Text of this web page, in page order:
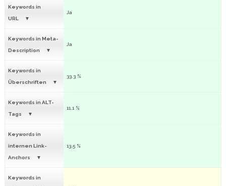
Keywords in
URL
Ja
Keywords in Meta-
Description
Ja
Keywords in
Überschriften
33.3 %
Keywords in ALT-
Tags
11.1 %
Keywords in
internen Link-
Anchors
13.5 %
Keywords in